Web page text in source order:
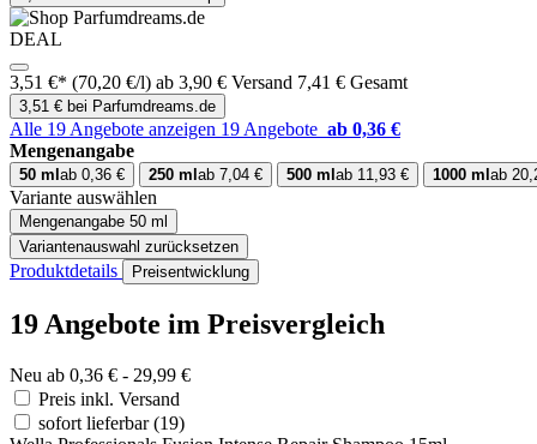
DEAL
3,51 €* (70,20 €/l) ab 3,90 € Versand 7,41 € Gesamt
3,51 € bei Parfumdreams.de
Alle 19 Angebote anzeigen 19 Angebote ab 0,36 €
Mengenangabe
50 ml ab 0,36 € 250 ml ab 7,04 € 500 ml ab 11,93 € 1000 ml ab
Variante auswählen
Mengenangabe 50 ml
Variantenauswahl zurücksetzen
Produktdetails Preisentwicklung
19 Angebote im Preisvergleich
Neu ab 0,36 € - 29,99 €
Preis inkl. Versand
sofort lieferbar(19)